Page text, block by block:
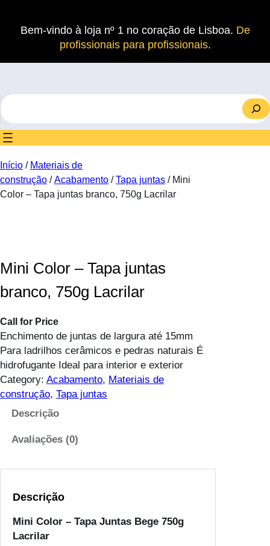
Bem-vindo à loja nº 1 no coração de Lisboa. De
profissionais para profissionais.
S
e
a
r
h
Início / Materiais de
construção /Acabamento /Tapa juntas / Mini
Color – Tapa juntas branco, 750g Lacrilar
Mini Color – Tapa juntas
branco, 750g Lacrilar
Call for Price
Enchimento de juntas de largura até 15mm
Para ladrilhos cerâmicos e pedras naturais É
hidrofugante Ideal para interior e exterior
Category: Acabamento, Materiais de
construção, Tapa juntas
Descrição
Avaliações (0)
Descrição
Mini Color – Tapa Juntas Bege 750g
Lacrilar